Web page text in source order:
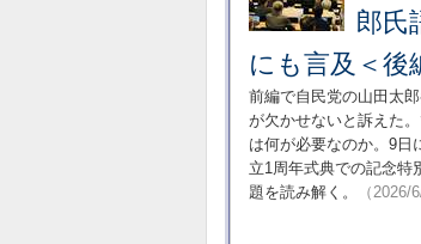
郎氏
にも言及＜後
前編で自民党の山田太
が欠かせないと訴えた
は何が必要なのか。9日
立1周年式典での記念特
題を読み解く。
（2026/